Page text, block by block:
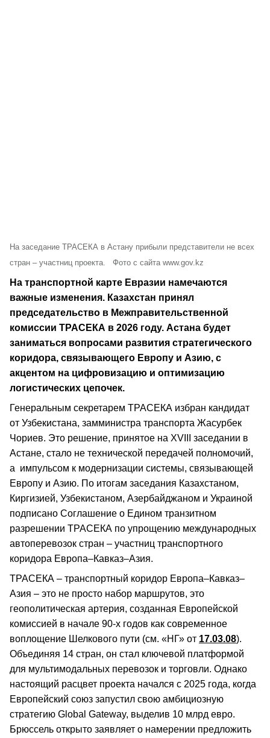
На заседание ТРАСЕКА в Астану прибыли представители не всех
стран – участниц проекта. Фото с сайта www.gov.kz
На транспортной карте Евразии намечаются
важные изменения. Казахстан принял
председательство в Межправительственной
комиссии ТРАСЕКА в 2026 году. Астана будет
заниматься вопросами развития стратегического
коридора, связывающего Европу и Азию, с
акцентом на цифровизацию и оптимизацию
логистических цепочек.
Генеральным секретарем ТРАСЕКА избран кандидат
от Узбекистана, замминистра транспорта Жасурбек
Чориев. Это решение, принятое на XVIII заседании в
Астане, стало не технической передачей полномочий,
а импульсом к модернизации системы, связывающей
Европу и Азию. По итогам заседания Казахстаном,
Киргизией, Узбекистаном, Азербайджаном и Украиной
подписано Соглашение о Едином транзитном
разрешении ТРАСЕКА по упрощению международных
автоперевозок стран – участниц транспортного
коридора Европа–Кавказ–Азия.
ТРАСЕКА – транспортный коридор Европа–Кавказ–
Азия – это не просто набор маршрутов, это
геополитическая артерия, созданная Европейской
комиссией в начале 90-х годов как современное
воплощение Шелкового пути (см. «НГ» от 17.03.08).
Объединяя 14 стран, он стал ключевой платформой
для мультимодальных перевозок и торговли. Однако
настоящий расцвет проекта начался с 2025 года, когда
Европейский союз запустил свою амбициозную
стратегию Global Gateway, выделив 10 млрд евро.
Брюссель открыто заявляет о намерении предложить